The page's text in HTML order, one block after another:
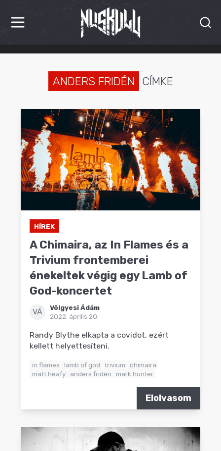
HÍREK
INTERJÚK
PREMIEREK
KULT
MÁSVILÁG
ANDERS FRIDÉN CÍMKE
HÍREK
A Chimaira, az In Flames és a
Trivium frontemberei
énekeltek végig egy Lamb of
God-koncertet
VÁ
Völgyesi Ádám
2022. április 20.
Randy Blythe elkapta a covidot, ezért
kellett helyettesíteni.
in flames lamb of god trivium
chimaira
matt heafy
anders fridén mark hunter
Elolvasom